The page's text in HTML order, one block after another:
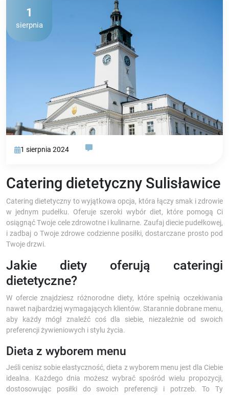
1 sierpnia 2024
1
sierpnia
Catering dietetyczny Sulisławice
Catering dietetyczny to wyjątkowa opcja, która łączy smak i zdrowie
w jednym pudełku. Oferuje szeroki wybór diet, które pomogą Ci
osiągnąć Twoje cele zdrowotne i kulinarne. Zaufaj diecie pudełkowej,
i zadbaj o Twoje zdrowe codzienne posiłki, dostarczane prosto pod
Twoje drzwi.
Jakie diety oferują cateringi
dietetyczne?
W ofercie znajdziesz różnorodne diety, które spełnią oczekiwania
nawet najbardziej wymagających klientów. Starannie dobrane menu,
aby każdy mógł znaleźć coś dla siebie, niezależnie od swoich
preferencji żywieniowych i stylu życia.
Dieta z wyborem menu
Jeśli cenisz sobie elastyczność, dieta z wyborem menu jest dla Ciebie
idealna. Każdego dnia możesz wybrać spośród wielu propozycji,
dostosowując posiłki do swoich preferencji i potrzeb. To Ty